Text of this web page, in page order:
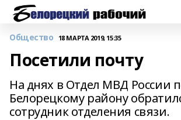
Общество 18 МАРТА 2019, 15:35
Посетили почту
На днях в Отдел МВД России
Белорецкому району
сотрудник отделения связи.